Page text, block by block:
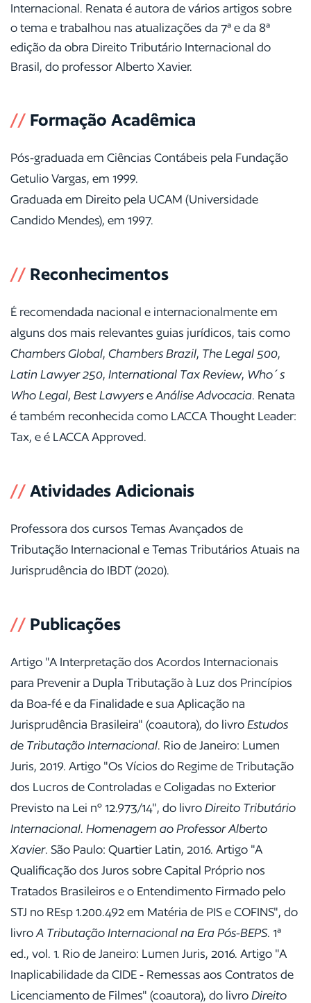
Internacional. Renata é autora de vários artigos sobre
o tema e trabalhou nas atualizações da 7ª e da 8ª
edição da obra Direito Tributário Internacional do
Brasil, do professor Alberto Xavier.
// Formação Acadêmica
Pós-graduada em Ciências Contábeis pela Fundação
Getulio Vargas, em 1999.
Graduada em Direito pela UCAM (Universidade
Candido Mendes), em 1997.
// Reconhecimentos
É recomendada nacional e internacionalmente em
alguns dos mais relevantes guias jurídicos, tais como
Chambers Global, Chambers Brazil, The Legal 500,
Latin Lawyer 250, International Tax Review, Who´s
Who Legal, Best LawyerseAnálise Advocacia. Renata
é também reconhecida como LACCA Thought Leader:
Tax, e é LACCA Approved.
// Atividades Adicionais
Professora dos cursos Temas Avançados de
Tributação Internacional e Temas Tributários Atuais na
Jurisprudência do IBDT (2020).
// Publicações
Artigo "A Interpretação dos Acordos Internacionais
para Prevenir a Dupla Tributação à Luz dos Princípios
da Boa-fé e da Finalidade e sua Aplicação na
Jurisprudência Brasileira" (coautora), do livroEstudos
de Tributação Internacional. Rio de Janeiro: Lumen
Juris, 2019. Artigo "Os Vícios do Regime de Tributação
dos Lucros de Controladas e Coligadas no Exterior
Previsto na Lei nº 12.973/14", do livroDireito Tributário
Internacional. Homenagem ao Professor Alberto
Xavier. São Paulo: Quartier Latin, 2016. Artigo "A
Qualificação dos Juros sobre Capital Próprio nos
Tratados Brasileiros e o Entendimento Firmado pelo
STJ no REsp 1.200.492 em Matéria de PIS e COFINS", do
livroA Tributação Internacional na Era Pós-BEPS. 1ª
ed., vol. 1. Rio de Janeiro: Lumen Juris, 2016. Artigo "A
Inaplicabilidade da CIDE - Remessas aos Contratos de
Licenciamento de Filmes" (coautora), do livroDireito